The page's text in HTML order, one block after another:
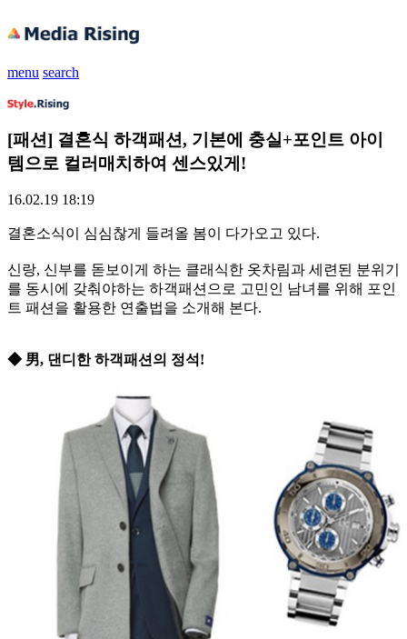
menu search
[패션] 결혼식 하객패션, 기본에 충실+포인트 아이
템으로 컬러매치하여 센스있게!
16.02.19 18:19
결혼소식이 심심찮게 들려올 봄이 다가오고 있다.
신랑, 신부를 돋보이게 하는 클래식한 옷차림과 세련된 분위기
를 동시에 갖춰야하는 하객패션으로 고민인 남녀를 위해 포인
트 패션을 활용한 연출법을 소개해 본다.
◆ 男, 댄디한 하객패션의 정석!